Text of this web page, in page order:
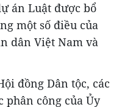
án Luật được bổ
một số điều của
dân Việt Nam và
đồng Dân tộc, các
phân công của Ủy